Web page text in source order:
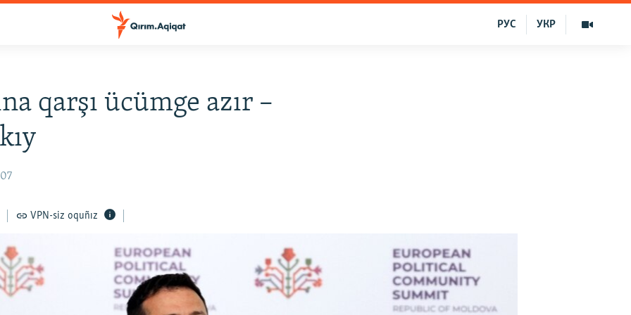
УКР
РУС
qarşı ücümge azır –
VPN-siz oquñız